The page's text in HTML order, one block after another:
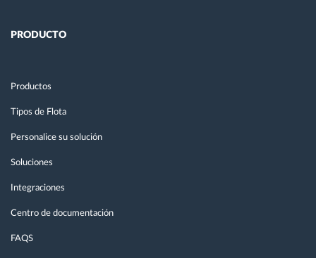
PRODUCTO
Productos
Tipos de Flota
Personalice su solución
Soluciones
Integraciones
Centro de documentación
FAQS